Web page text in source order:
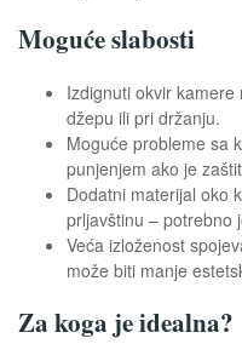
Moguće slabosti
Izdignuti okvir
džepu ili pri držanju.
Moguće probleme sa
punjenjem ako je
Dodatni materijal oko
prljavštinu – potrebno
Veća izloženost
može biti manje
Za koga je idealna?